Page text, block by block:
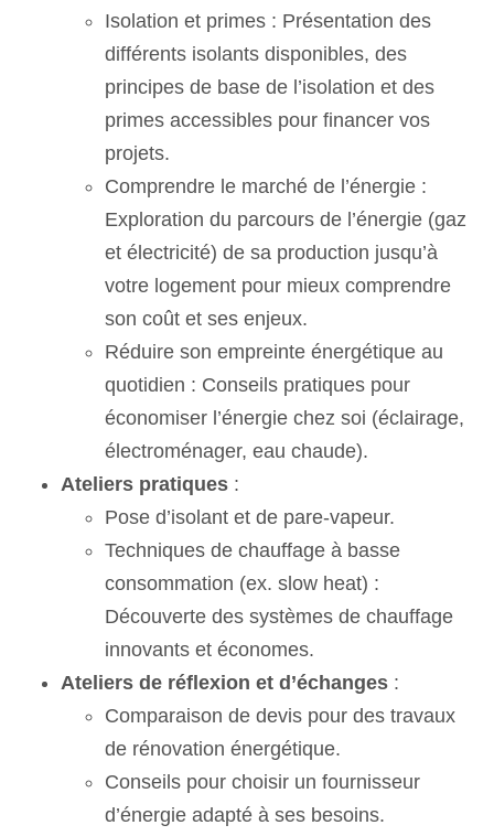
Isolation et primes : Présentation des
différents isolants disponibles, des
principes de base de l’isolation et des
primes accessibles pour financer vos
projets.
Comprendre le marché de l’énergie :
Exploration du parcours de l’énergie (gaz
et électricité) de sa production jusqu’à
votre logement pour mieux comprendre
son coût et ses enjeux.
Réduire son empreinte énergétique au
quotidien : Conseils pratiques pour
économiser l’énergie chez soi (éclairage,
électroménager, eau chaude).
Ateliers pratiques :
Pose d’isolant et de pare-vapeur.
Techniques de chauffage à basse
consommation (ex. slow heat) :
Découverte des systèmes de chauffage
innovants et économes.
Ateliers de réflexion et d’échanges :
Comparaison de devis pour des travaux
de rénovation énergétique.
Conseils pour choisir un fournisseur
d’énergie adapté à ses besoins.